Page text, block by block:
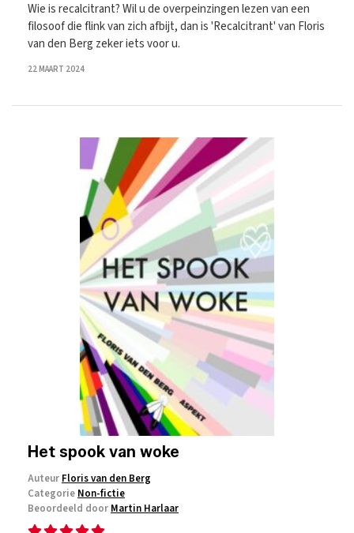
Wie is recalcitrant? Wil u de overpeinzingen lezen van een
filosoof die flink van zich afbijt, dan is 'Recalcitrant' van Floris
van den Berg zeker iets voor u.
22 MAART 2024
Het spook van woke
Auteur Floris van den Berg
Categorie Non-fictie
Beoordeeld door Martin Harlaar